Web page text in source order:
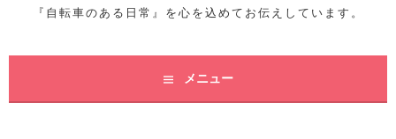
『自転車のある日常』を心を込めてお伝えしています。
メニュー